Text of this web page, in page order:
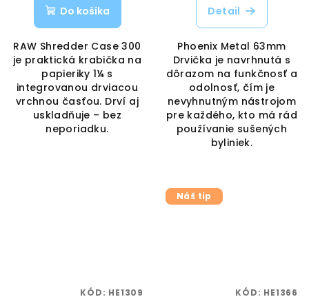
Do košíka
RAW Shredder Case 300
je praktická krabička na
papieriky 1¼ s
integrovanou drviacou
vrchnou časťou. Drví aj
uskladňuje – bez
neporiadku.
Detail
Phoenix Metal 63mm
Drvička je navrhnutá s
dôrazom na funkčnosť a
odolnosť, čím je
nevyhnutným nástrojom
pre každého, kto má rád
používanie sušených
byliniek.
KÓD: HE1309
Náš tip
KÓD: HE1366